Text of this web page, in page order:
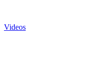
Videos